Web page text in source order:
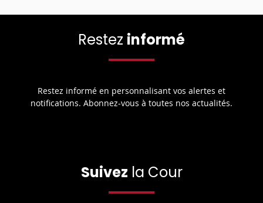
Restez informé
Restez informé en personnalisant vos alertes et
notifications. Abonnez-vous à toutes nos actualités.
Suivez la Cour